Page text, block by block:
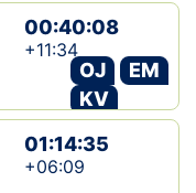
00:40:08
+11:34
OJ
EM
KV
01:14:35
+06:09